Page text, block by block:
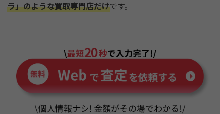
ラ」のような買取専門店だけです。